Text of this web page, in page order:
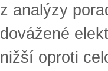
z analýzy
dovážené
nižší oproti